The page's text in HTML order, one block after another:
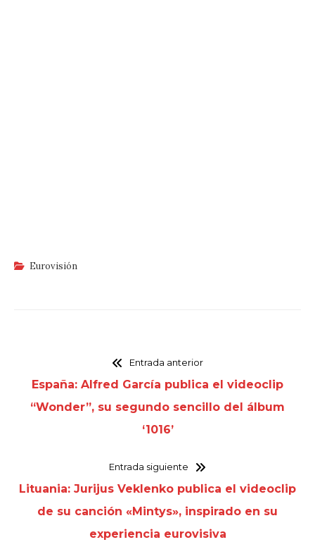
Eurovisión
Entrada anterior
España: Alfred García publica el videoclip
“Wonder”, su segundo sencillo del álbum
‘1016’
Entrada siguiente
Lituania: Jurijus Veklenko publica el videoclip
de su canción «Mintys», inspirado en su
experiencia eurovisiva